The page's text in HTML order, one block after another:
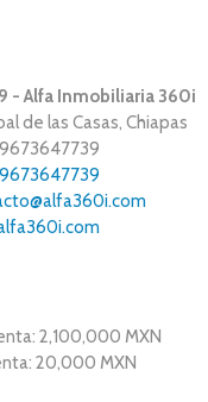
- Alfa Inmobiliaria 360i
de las Casas, Chiapas
9673647739
2,100,000 MXN
20,000 MXN